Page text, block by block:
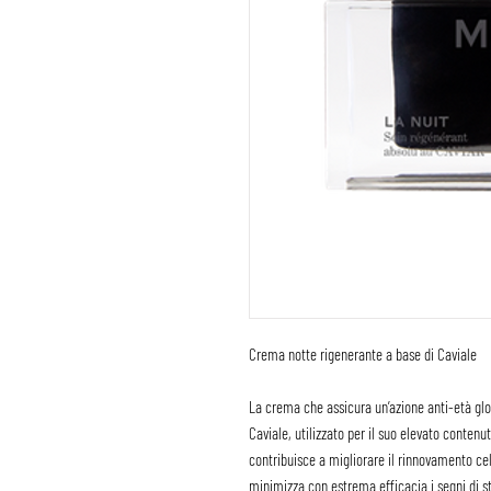
Crema notte rigenerante a base di Caviale
La crema che assicura un’azione anti-età
Caviale, utilizzato per il suo elevato
contribuisce a migliorare il rinnovamento
minimizza con estrema efficacia i segni di